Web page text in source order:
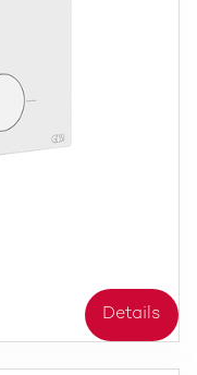
Details